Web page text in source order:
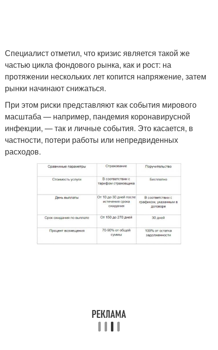
Специалист отметил, что кризис является такой же
частью цикла фондового рынка, как и рост: на
протяжении нескольких лет копится напряжение, затем
рынки начинают снижаться.
При этом риски представляют как события мирового
масштаба — например, пандемия коронавирусной
инфекции, — так и личные события. Это касается, в
частности, потери работы или непредвиденных
расходов.